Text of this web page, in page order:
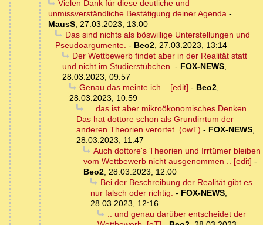
Vielen Dank für diese deutliche und
unmissverständliche Bestätigung deiner Agenda -
MausS, 27.03.2023, 13:00
Das sind nichts als böswillige Unterstellungen und
Pseudoargumente. - Beo2, 27.03.2023, 13:14
Der Wettbewerb findet aber in der Realität statt
und nicht im Studierstübchen. - FOX-NEWS,
28.03.2023, 09:57
Genau das meinte ich .. [edit] - Beo2,
28.03.2023, 10:59
... das ist aber mikroökonomisches Denken.
Das hat dottore schon als Grundirrtum der
anderen Theorien verortet. (owT) - FOX-NEWS,
28.03.2023, 11:47
Auch dottore's Theorien und Irrtümer bleiben
vom Wettbewerb nicht ausgenommen .. [edit] -
Beo2, 28.03.2023, 12:00
Bei der Beschreibung der Realität gibt es
nur falsch oder richtig. - FOX-NEWS,
28.03.2023, 12:16
.. und genau darüber entscheidet der